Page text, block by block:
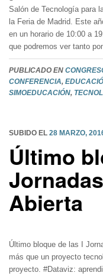
Salón de Tecnología para
la Feria de Madrid. Este
en un horario de 10:00 a
que podremos ver tanto
PUBLICADO EN
CONFERENCIA,
SIMOEDUCACIÓN,
SUBIDO EL 28 MARZO,
Último
Abierta
Último bloque de las I
más que un proyecto
proyecto. #Dataviz: